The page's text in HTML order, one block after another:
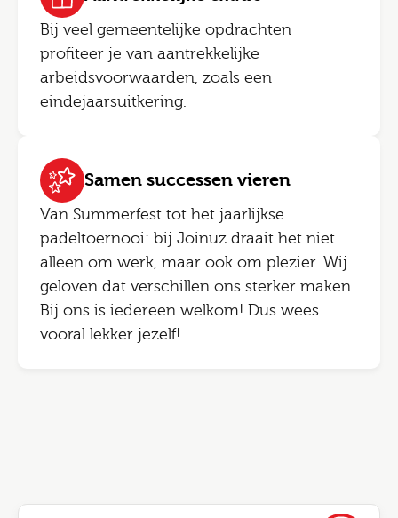
Bij veel gemeentelijke opdrachten
profiteer je van aantrekkelijke
arbeidsvoorwaarden, zoals een
eindejaarsuitkering.
Samen successen vieren
Van Summerfest tot het jaarlijkse
padeltoernooi: bij Joinuz draait het niet
alleen om werk, maar ook om plezier. Wij
geloven dat verschillen ons sterker maken.
Bij ons is iedereen welkom! Dus wees
vooral lekker jezelf!